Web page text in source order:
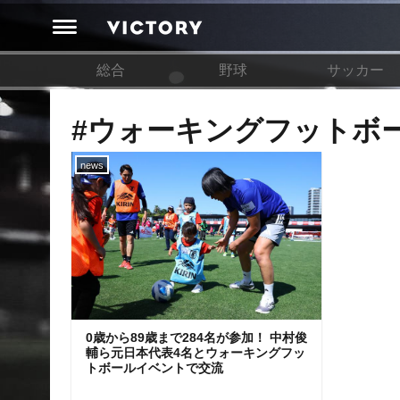
総合 野球 サッカー
#ウォーキングフットボ
news
0歳から89歳まで284名が参加！ 中村俊
輔ら元日本代表4名とウォーキングフッ
トボールイベントで交流